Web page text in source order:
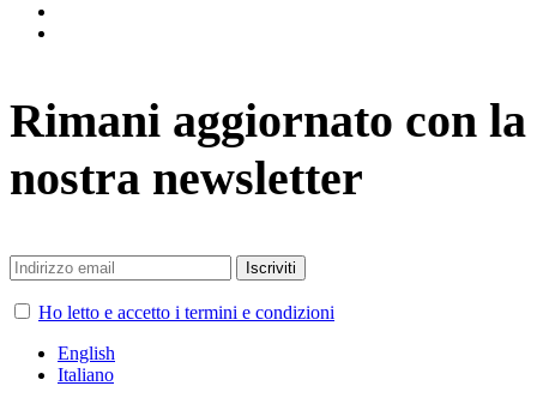
Rimani aggiornato con la
nostra newsletter
Ho letto e accetto i termini e condizioni
English
Italiano